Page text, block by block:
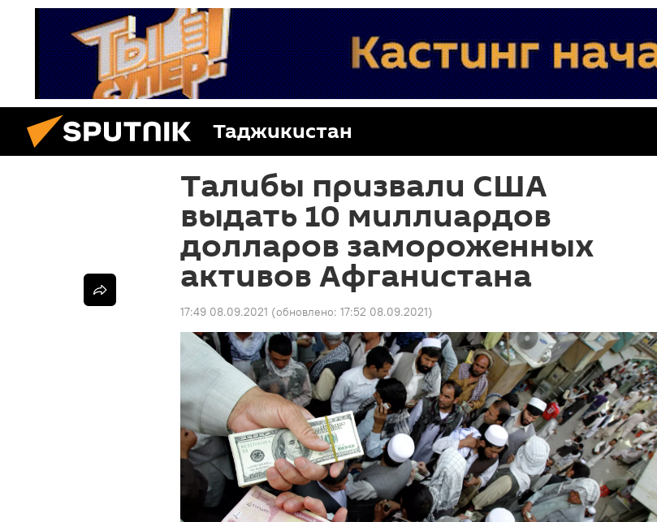
Таджикистан
Талибы призвали США
выдать 10 миллиардов
долларов замороженных
активов Афганистана
17:49 08.09.2021 (обновлено: 17:52 08.09.2021)